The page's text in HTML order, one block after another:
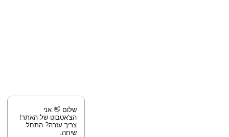
שלום 👋 אני
הצ'אטבוט של האתר!
צריך עזרה? התחל
שיחה.